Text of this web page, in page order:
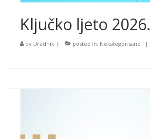
Ključko ljeto 2026.
by Urednik | posted in: Nekategorisano |